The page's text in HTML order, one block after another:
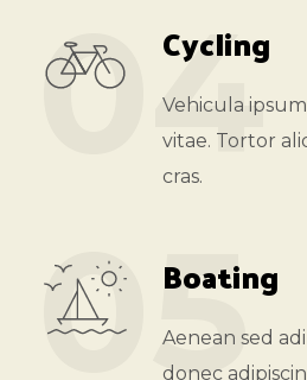
04
Cycling
Vehicula
vitae. Tortor
cras.
05
Boating
Aenean sed
donec